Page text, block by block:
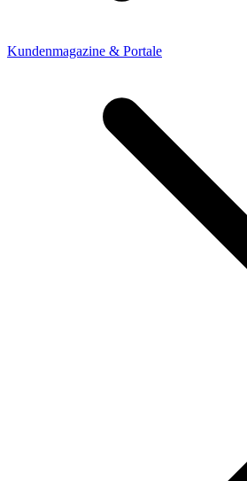
Kundenmagazine & Portale